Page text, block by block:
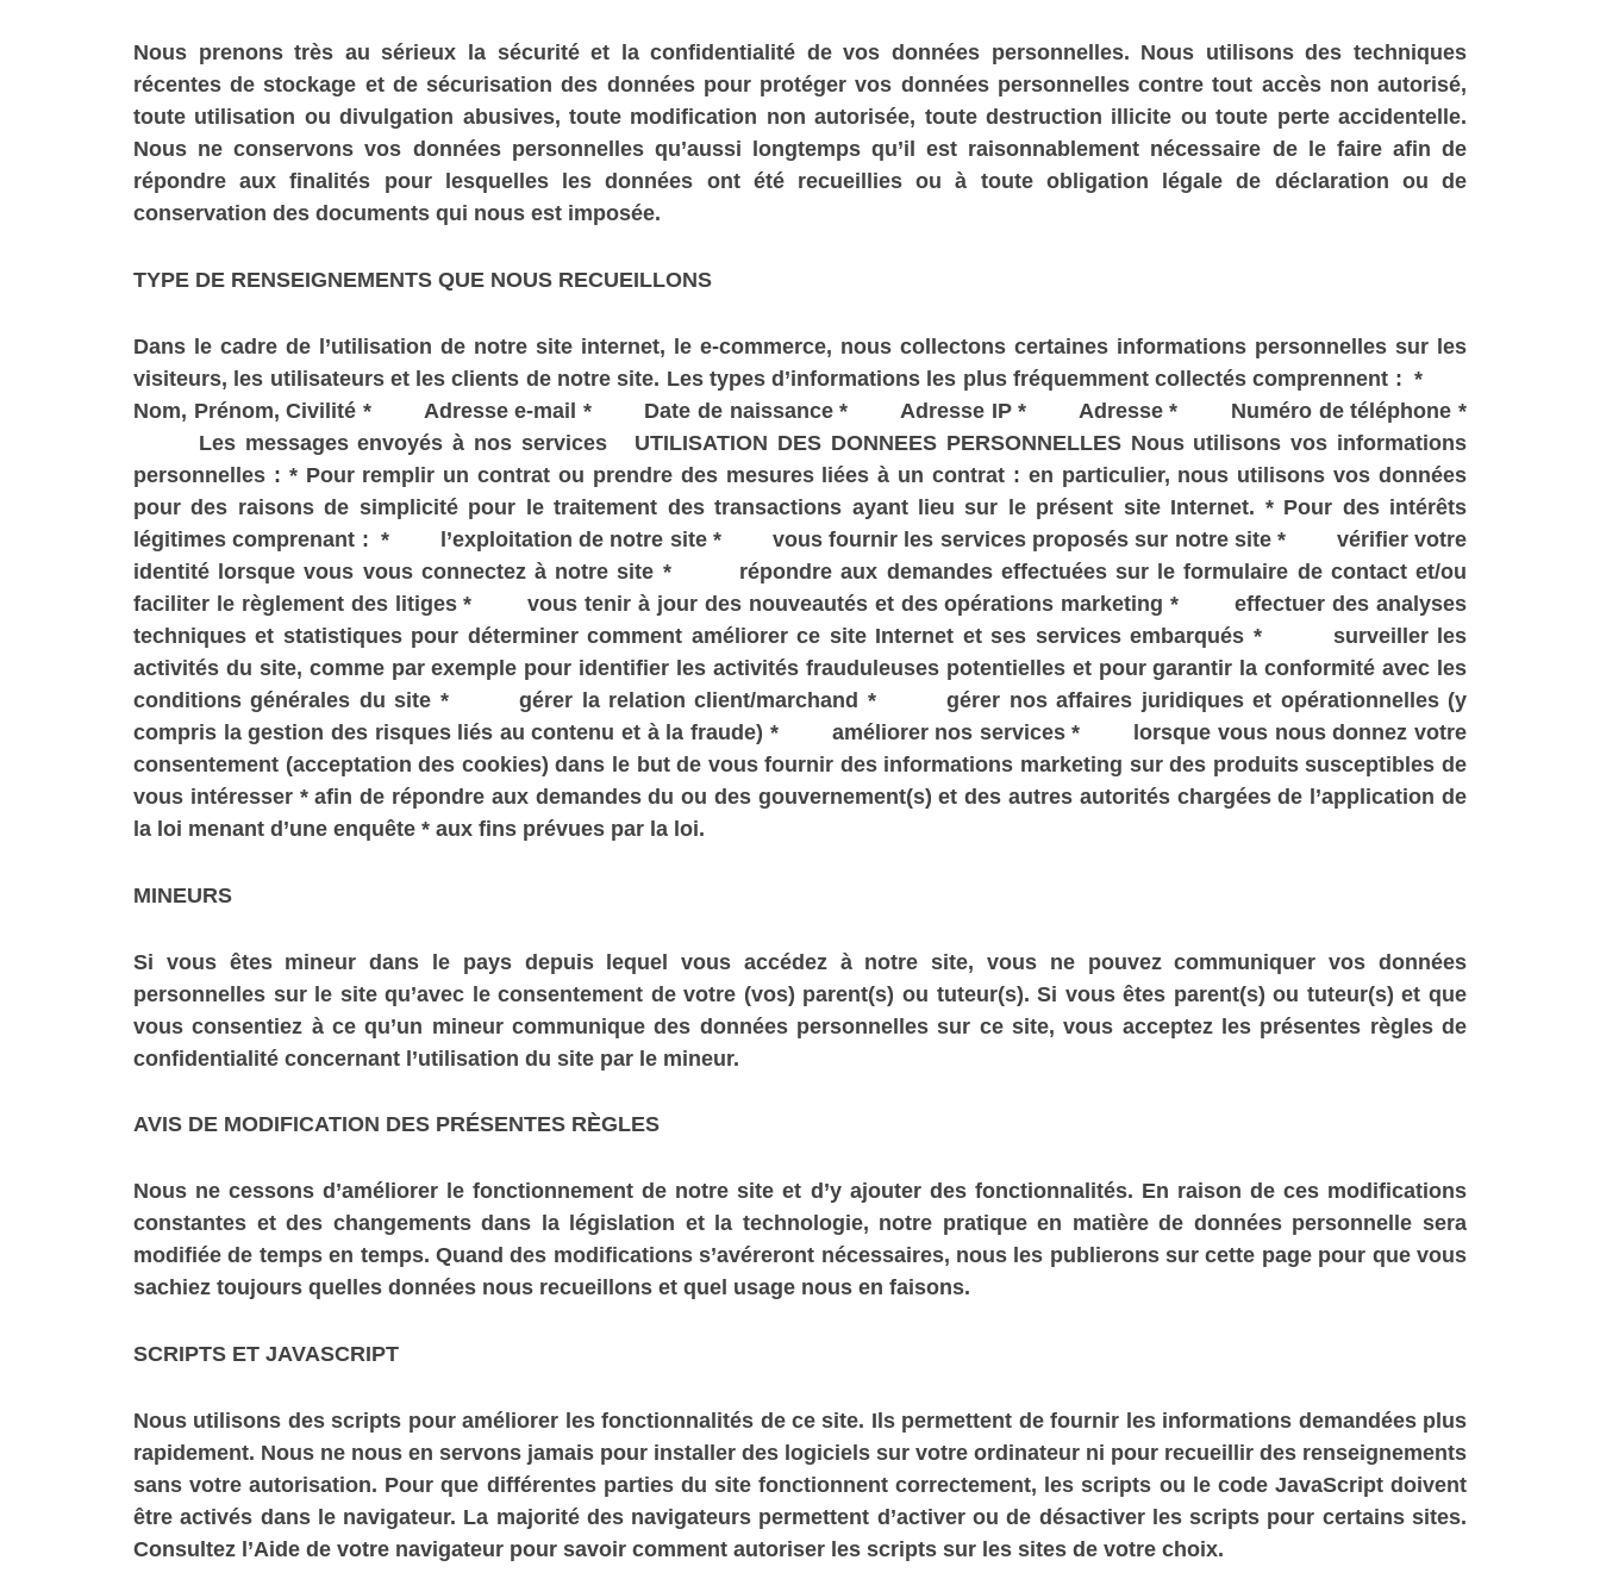
Nous prenons très au sérieux la sécurité et la confidentialité de vos données personnelles. Nous utilisons des techniques
récentes de stockage et de sécurisation des données pour protéger vos données personnelles contre tout accès non autorisé,
toute utilisation ou divulgation abusives, toute modification non autorisée, toute destruction illicite ou toute perte accidentelle.
Nous ne conservons vos données personnelles qu’aussi longtemps qu’il est raisonnablement nécessaire de le faire afin de
répondre aux finalités pour lesquelles les données ont été recueillies ou à toute obligation légale de déclaration ou de
conservation des documents qui nous est imposée.
TYPE DE RENSEIGNEMENTS QUE NOUS RECUEILLONS
Dans le cadre de l’utilisation de notre site internet, le e-commerce, nous collectons certaines informations personnelles sur les
visiteurs, les utilisateurs et les clients de notre site. Les types d’informations les plus fréquemment collectés comprennent : *
Nom, Prénom, Civilité * Adresse e-mail * Date de naissance * Adresse IP * Adresse * Numéro de téléphone *
Les messages envoyés à nos services UTILISATION DES DONNEES PERSONNELLES Nous utilisons vos informations
personnelles : * Pour remplir un contrat ou prendre des mesures liées à un contrat : en particulier, nous utilisons vos données
pour des raisons de simplicité pour le traitement des transactions ayant lieu sur le présent site Internet. * Pour des intérêts
légitimes comprenant : * l’exploitation de notre site * vous fournir les services proposés sur notre site * vérifier votre
identité lorsque vous vous connectez à notre site * répondre aux demandes effectuées sur le formulaire de contact et/ou
faciliter le règlement des litiges * vous tenir à jour des nouveautés et des opérations marketing * effectuer des analyses
techniques et statistiques pour déterminer comment améliorer ce site Internet et ses services embarqués * surveiller les
activités du site, comme par exemple pour identifier les activités frauduleuses potentielles et pour garantir la conformité avec les
conditions générales du site * gérer la relation client/marchand * gérer nos affaires juridiques et opérationnelles (y
compris la gestion des risques liés au contenu et à la fraude) * améliorer nos services * lorsque vous nous donnez votre
consentement (acceptation des cookies) dans le but de vous fournir des informations marketing sur des produits susceptibles de
vous intéresser * afin de répondre aux demandes du ou des gouvernement(s) et des autres autorités chargées de l’application de
la loi menant d’une enquête * aux fins prévues par la loi.
MINEURS
Si vous êtes mineur dans le pays depuis lequel vous accédez à notre site, vous ne pouvez communiquer vos données
personnelles sur le site qu’avec le consentement de votre (vos) parent(s) ou tuteur(s). Si vous êtes parent(s) ou tuteur(s) et que
vous consentiez à ce qu’un mineur communique des données personnelles sur ce site, vous acceptez les présentes règles de
confidentialité concernant l’utilisation du site par le mineur.
AVIS DE MODIFICATION DES PRÉSENTES RÈGLES
Nous ne cessons d’améliorer le fonctionnement de notre site et d’y ajouter des fonctionnalités. En raison de ces modifications
constantes et des changements dans la législation et la technologie, notre pratique en matière de données personnelle sera
modifiée de temps en temps. Quand des modifications s’avéreront nécessaires, nous les publierons sur cette page pour que vous
sachiez toujours quelles données nous recueillons et quel usage nous en faisons.
SCRIPTS ET JAVASCRIPT
Nous utilisons des scripts pour améliorer les fonctionnalités de ce site. Ils permettent de fournir les informations demandées plus
rapidement. Nous ne nous en servons jamais pour installer des logiciels sur votre ordinateur ni pour recueillir des renseignements
sans votre autorisation. Pour que différentes parties du site fonctionnent correctement, les scripts ou le code JavaScript doivent
être activés dans le navigateur. La majorité des navigateurs permettent d’activer ou de désactiver les scripts pour certains sites.
Consultez l’Aide de votre navigateur pour savoir comment autoriser les scripts sur les sites de votre choix.